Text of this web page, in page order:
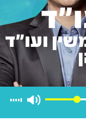
ועו"ד